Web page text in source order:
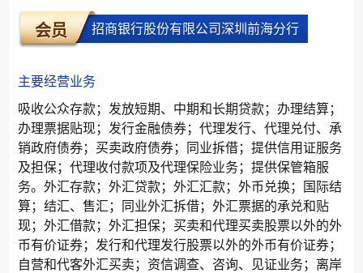
会员 招商银行股份有限公司深圳前海分行
主要经营业务
吸收公众存款；发放短期、中期和长期贷款；办理结算；
办理票据贴现；发行金融债券；代理发行、代理兑付、承
销政府债券；买卖政府债券；同业拆借；提供信用证服务
及担保；代理收付款项及代理保险业务；提供保管箱服
务。外汇存款；外汇贷款；外汇汇款；外币兑换；国际结
算；结汇、售汇；同业外汇拆借；外汇票据的承兑和贴
现；外汇借款；外汇担保；买卖和代理买卖股票以外的外
币有价证券；发行和代理发行股票以外的外币有价证券；
自营和代客外汇买卖；资信调查、咨询、见证业务；离岸